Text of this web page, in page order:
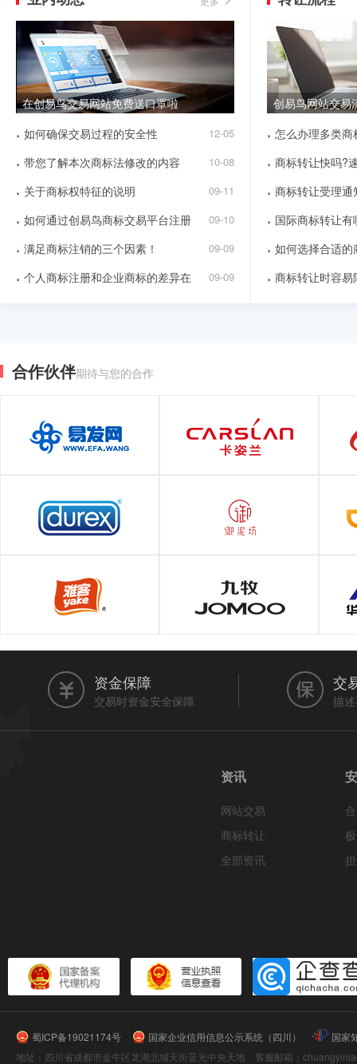
在创易鸟交易网站免费送口罩啦
如何确保交易过程的安全性
12-05
带您了解本次商标法修改的内容 10-08
关于商标权特征的说明 09-11
如何通过创易鸟商标交易平台注册 09-10
满足商标注销的三个因素！ 09-09
个人商标注册和企业商标的差异在 09-09
创易鸟网站交易
怎么办理多类
商标转让快吗?
商标转让受理
国际商标转让
如何选择合适的
商标转让时容
合作伙伴期待与您的合作
资金保障
交易时资金安全保障
交
描
资讯
网站交易
商标转让
全部资讯
蜀ICP备19021174号 国家企业信用信息公示系统（四川）
国家
地址：四川省成都市金牛区龙湖北城天街蓝光中央天地 客服邮箱：